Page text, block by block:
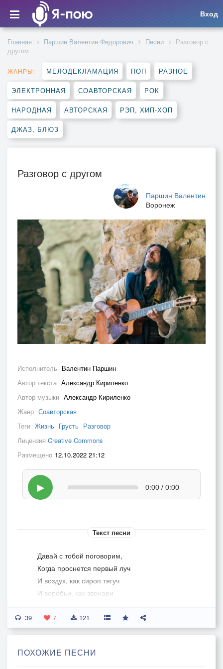
Вход
Главная Паршин Валентин Федорович Песни
Разговор с
другом
ЖАНРЫ: МЕЛОДЕКЛАМАЦИЯ ПОП РАЗНОЕ
ЭЛЕКТРОННАЯ СОАВТОРСКАЯ РОК
НАРОДНАЯ АВТОРСКАЯ РЭП, ХИП-ХОП
ДЖАЗ, БЛЮЗ
Разговор с другом
Паршин Валентин
Воронеж
Исполнитель Валентин Паршин
Автор текста Александр Кириленко
Автор музыки Александр Кириленко
Жанр Соавторская
Теги Жизнь Грусть Разговор
Лицензия Creative Commons
Размещено 12.10.2022 21:12
▶ 0:00 / 0:00
Текст песни
Давай с тобой поговорим,
Когда проснется первый луч
И воздух, как сироп тягуч
И воробьи, как звонари
Стальные веки отвори,
Взгляни в умытое окно
Ты глуп еще спросонок, но..
39 7 121
ПОХОЖИЕ ПЕСНИ